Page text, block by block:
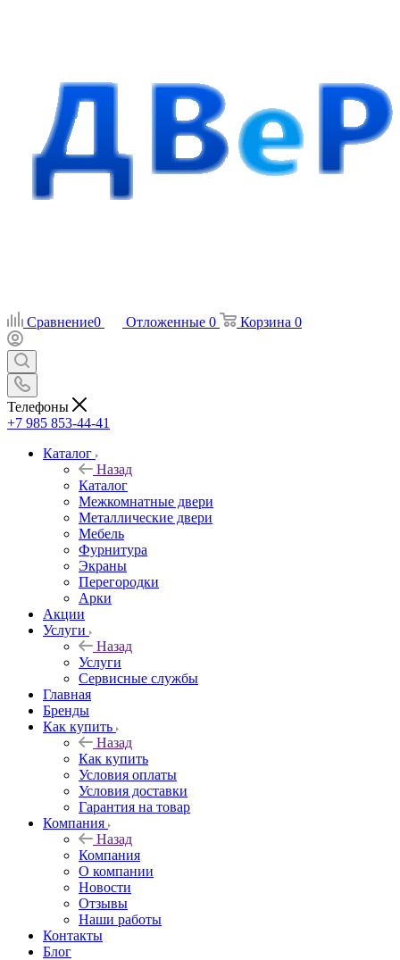
Сравнение0 Отложенные 0 Корзина 0
Телефоны
+7 985 853-44-41
Каталог
Назад
Каталог
Межкомнатные двери
Металлические двери
Мебель
Фурнитура
Экраны
Перегородки
Арки
Акции
Услуги
Назад
Услуги
Сервисные службы
Главная
Бренды
Как купить
Назад
Как купить
Условия оплаты
Условия доставки
Гарантия на товар
Компания
Назад
Компания
О компании
Новости
Отзывы
Наши работы
Контакты
Блог